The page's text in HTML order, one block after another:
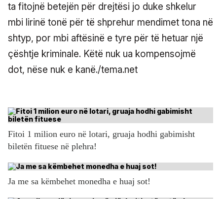
ta fitojnë betejën për drejtësi jo duke shkelur
mbi lirinë tonë për të shprehur mendimet tona në
shtyp, por mbi aftësinë e tyre për të hetuar një
çështje kriminale. Këtë nuk ua kompensojmë
dot, nëse nuk e kanë./tema.net
Fitoi 1 milion euro në lotari, gruaja hodhi gabimisht
biletën fituese në plehra!
Ja me sa këmbehet monedha e huaj sot!